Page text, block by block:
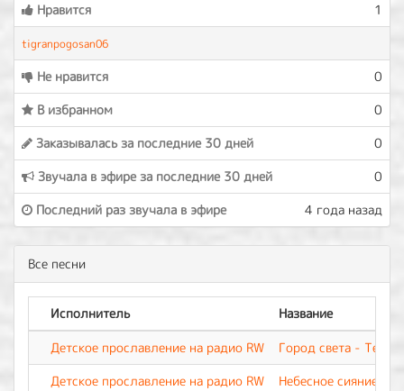
Нравится 1
tigranpogosan06
Не нравится
0
В избранном
0
Заказывалась за последние 30 дней
0
Звучала в эфире за последние 30 дней
0
Последний раз звучала в эфире
4 года назад
Все песни
Исполнитель
Название
Детское прославление на радио RW
Город света - Тебя
Детское прославление на радио RW
Небесное сияние -